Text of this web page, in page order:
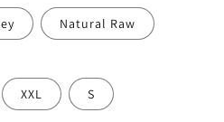
Natural Raw
XXL S